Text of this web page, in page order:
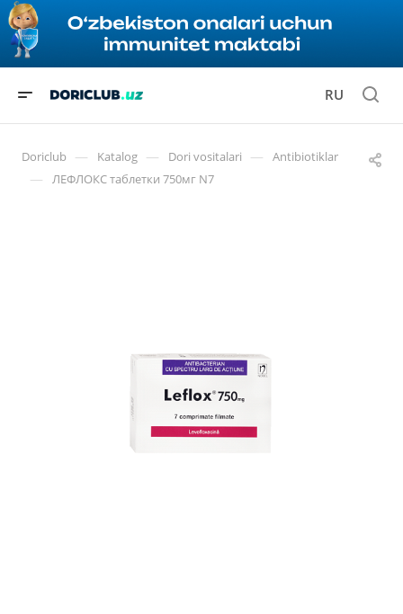
RU
Doriclub — Katalog — Dori vositalari — Antibiotiklar
— ЛЕФЛОКС таблетки 750мг N7